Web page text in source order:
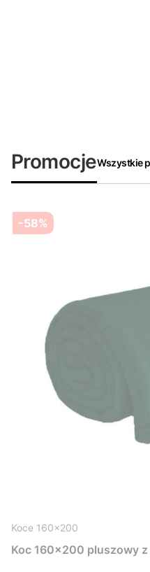
PromocjeWszystkie
-58%
Koce 160x200
Koc 160x200 pluszowy